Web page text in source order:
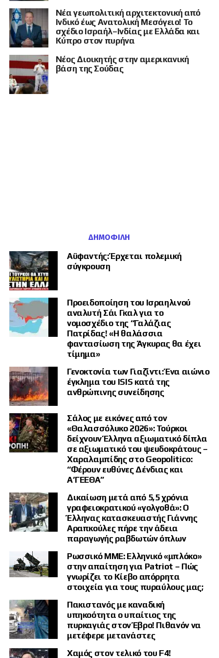
Νέα γεωπολιτική αρχιτεκτονική από
Ινδικό έως Ανατολική Μεσόγειο! Το
σχέδιο Ισραήλ–Ινδίας με Ελλάδα και
Κύπρο στον πυρήνα
Νέος Διοικητής στην αμερικανική
βάση της Σούδας
ΔΗΜΟΦΙΛΉ
Αϋφαντής: Έρχεται πολεμική
σύγκρουση
Προειδοποίηση του Ισραηλινού
αναλυτή Σάι Γκαλ για το
νομοσχέδιο της “Γαλάζιας
Πατρίδας! «Η θαλάσσια
φαντασίωση της Άγκυρας θα έχει
τίμημα»
Γενοκτονία των Γιαζίντι: Ένα αιώνιο
έγκλημα του ISIS κατά της
ανθρώπινης συνείδησης
Σάλος με εικόνες από τον
«Θαλασσόλυκο 2026»: Τούρκοι
δείχνουν Έλληνα αξιωματικό δίπλα
σε αξιωματικό του ψευδοκράτους –
Χαραλαμπίδης στο Geopolitico:
“Φέρουν ευθύνες Δένδιας και
Α’ΓΕΕΘΑ”
Δικαίωση μετά από 5,5 χρόνια
γραφειοκρατικού «γολγοθά»: Ο
Έλληνας κατασκευαστής Γιάννης
Αραπκούλες πήρε την άδεια
παραγωγής ραβδωτών όπλων
Ρωσσικό ΜΜΕ: Ελληνικό «μπλόκο»
στην απαίτηση για Patriot – Πώς
γνωρίζει το Κίεβο απόρρητα
στοιχεία για τους πυραύλους μας;
Πακιστανός με καναδική
υπηκοότητα ο υπαίτιος της
πυρκαγιάς στον Έβρο! Πιθανόν να
μετέφερε μετανάστες
Χαμός στον τελικό του F4!